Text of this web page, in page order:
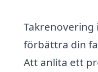
förbättra din
Att anlita ett